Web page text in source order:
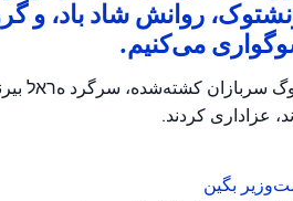
روانش شاد باد، و
می‌کنیم.
سربازان کشته‌شده، سرگرد هראל
عزاداری کردند.
بگین